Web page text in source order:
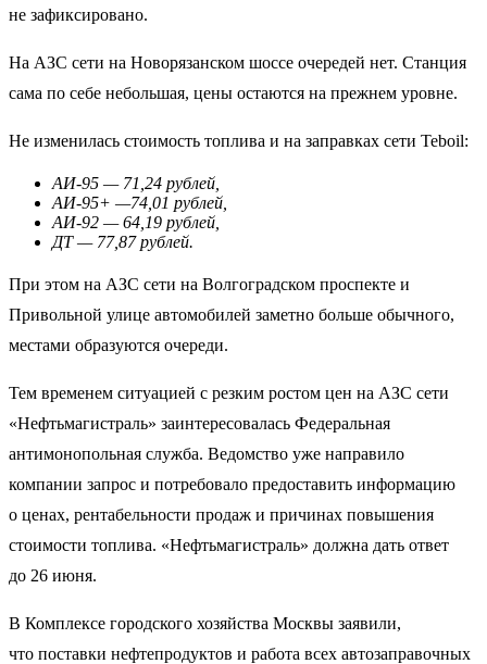
не зафиксировано.
На АЗС сети на Новорязанском шоссе очередей нет. Станция
сама по себе небольшая, цены остаются на прежнем уровне.
Не изменилась стоимость топлива и на заправках сети Teboil:
АИ-95 — 71,24 рублей,
АИ-95+ —74,01 рублей,
АИ-92 — 64,19 рублей,
ДТ — 77,87 рублей.
При этом на АЗС сети на Волгоградском проспекте и
Привольной улице автомобилей заметно больше обычного,
местами образуются очереди.
Тем временем ситуацией с резким ростом цен на АЗС сети
«Нефтьмагистраль» заинтересовалась Федеральная
антимонопольная служба. Ведомство уже направило
компании запрос и потребовало предоставить информацию
о ценах, рентабельности продаж и причинах повышения
стоимости топлива. «Нефтьмагистраль» должна дать ответ
до 26 июня.
В Комплексе городского хозяйства Москвы заявили,
что поставки нефтепродуктов и работа всех автозаправочных